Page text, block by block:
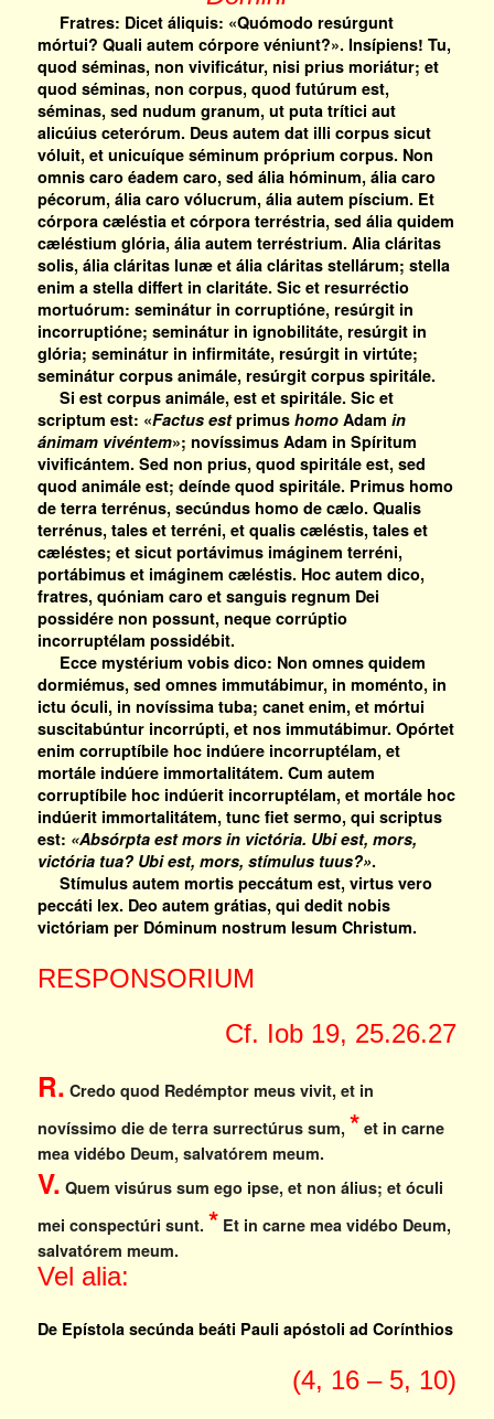
Fratres: Dicet áliquis: «Quómodo resúrgunt
mórtui? Quali autem córpore véniunt?». Insípiens! Tu,
quod séminas, non vivificátur, nisi prius moriátur; et
quod séminas, non corpus, quod futúrum est,
séminas, sed nudum granum, ut puta trítici aut
alicúius ceterórum. Deus autem dat illi corpus sicut
vóluit, et unicuíque séminum próprium corpus. Non
omnis caro éadem caro, sed ália hóminum, ália caro
pécorum, ália caro vólucrum, ália autem píscium. Et
córpora cæléstia et córpora terréstria, sed ália quidem
cæléstium glória, ália autem terréstrium. Alia cláritas
solis, ália cláritas lunæ et ália cláritas stellárum; stella
enim a stella differt in claritáte. Sic et resurréctio
mortuórum: seminátur in corruptióne, resúrgit in
incorruptióne; seminátur in ignobilitáte, resúrgit in
glória; seminátur in infirmitáte, resúrgit in virtúte;
seminátur corpus animále, resúrgit corpus spiritále.
Si est corpus animále, est et spiritále. Sic et
scriptum est: «Factus estprimus homoAdam in
ánimam vivéntem»; novíssimus Adam in Spíritum
vivificántem. Sed non prius, quod spiritále est, sed
quod animále est; deínde quod spiritále. Primus homo
de terra terrénus, secúndus homo de cælo. Qualis
terrénus, tales et terréni, et qualis cæléstis, tales et
cæléstes; et sicut portávimus imáginem terréni,
portábimus et imáginem cæléstis. Hoc autem dico,
fratres, quóniam caro et sanguis regnum Dei
possidére non possunt, neque corrúptio
incorruptélam possidébit.
Ecce mystérium vobis dico: Non omnes quidem
dormiémus, sed omnes immutábimur, in moménto, in
ictu óculi, in novíssima tuba; canet enim, et mórtui
suscitabúntur incorrúpti, et nos immutábimur. Opórtet
enim corruptíbile hoc indúere incorruptélam, et
mortále indúere immortalitátem. Cum autem
corruptíbile hoc indúerit incorruptélam, et mortále hoc
indúerit immortalitátem, tunc fiet sermo, qui scriptus
est: «Absórpta est mors in victória. Ubi est, mors,
victória tua? Ubi est, mors, stímulus tuus?».
Stímulus autem mortis peccátum est, virtus vero
peccáti lex. Deo autem grátias, qui dedit nobis
victóriam per Dóminum nostrum Iesum Christum.
RESPONSORIUM
Cf. Iob 19, 25.26.27
R. Credo quod Redémptor meus vivit, et in
novíssimo die de terra surrectúrus sum, * et in carne
mea vidébo Deum, salvatórem meum.
V. Quem visúrus sum ego ipse, et non álius; et óculi
mei conspectúri sunt. * Et in carne mea vidébo Deum,
salvatórem meum.
Vel alia:
De Epístola secúnda beáti Pauli apóstoli ad Corínthios
(4, 16 – 5, 10)